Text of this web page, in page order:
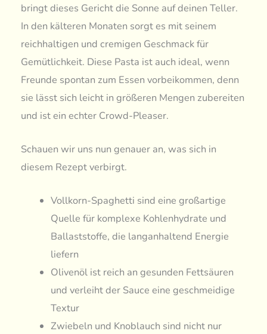
bringt dieses Gericht die Sonne auf deinen Teller.
In den kälteren Monaten sorgt es mit seinem
reichhaltigen und cremigen Geschmack für
Gemütlichkeit. Diese Pasta ist auch ideal, wenn
Freunde spontan zum Essen vorbeikommen, denn
sie lässt sich leicht in größeren Mengen zubereiten
und ist ein echter Crowd-Pleaser.
Schauen wir uns nun genauer an, was sich in
diesem Rezept verbirgt.
Vollkorn-Spaghetti sind eine großartige
Quelle für komplexe Kohlenhydrate und
Ballaststoffe, die langanhaltend Energie
liefern
Olivenöl ist reich an gesunden Fettsäuren
und verleiht der Sauce eine geschmeidige
Textur
Zwiebeln und Knoblauch sind nicht nur